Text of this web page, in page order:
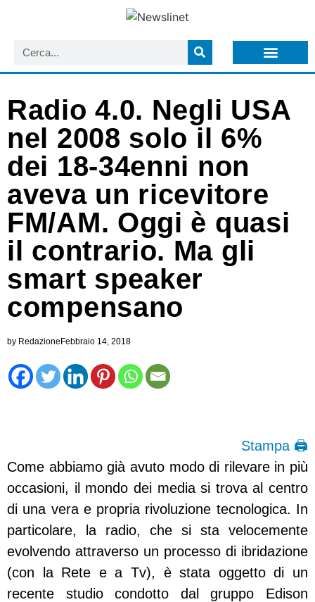
Radio 4.0. Negli USA
nel 2008 solo il 6%
dei 18-34enni non
aveva un ricevitore
FM/AM. Oggi è quasi
il contrario. Ma gli
smart speaker
compensano
by RedazioneFebbraio 14, 2018
Stampa 🖨
Come abbiamo già avuto modo di rilevare in più
occasioni, il mondo dei media si trova al centro
di una vera e propria rivoluzione tecnologica. In
particolare, la radio, che si sta velocemente
evolvendo attraverso un processo di ibridazione
(con la Rete e a Tv), è stata oggetto di un
recente studio condotto dal gruppo Edison